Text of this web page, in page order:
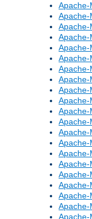
Apache-
Apache-
Apache-
Apache-
Apache-
Apache-
Apache-
Apache-
Apache-
Apache-
Apache-
Apache-
Apache-
Apache-
Apache-
Apache-
Apache-
Apache-
Apache-
Apache-
Apache-